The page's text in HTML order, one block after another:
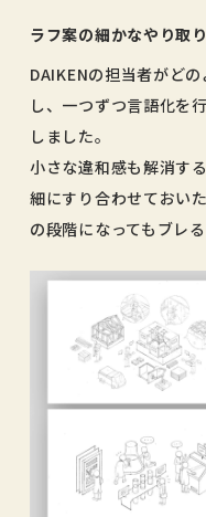
ラフ案の細かなやり取
DAIKENの担当者がど
し、一つずつ言語化を
しました。
小さな違和感も解消す
細にすり合わせておい
の段階になってもブレ